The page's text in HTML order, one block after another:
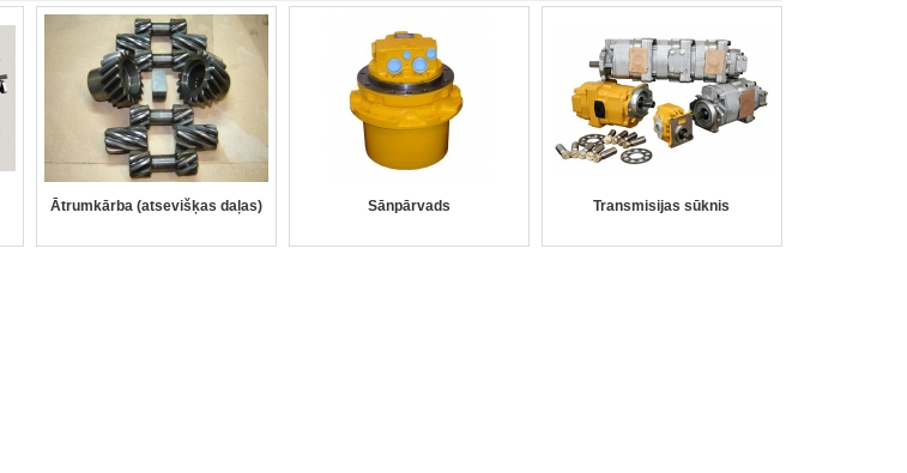
Ātrumkārba (atsevišķas daļas) Sānpārvads Transmisijas sūknis